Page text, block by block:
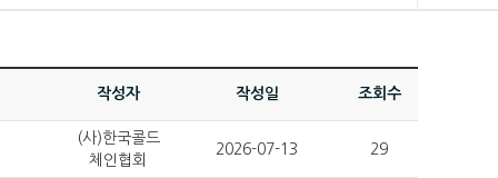
작성자 작성일 조회수
(사)한국콜드
체인협회
2026-07-13 29